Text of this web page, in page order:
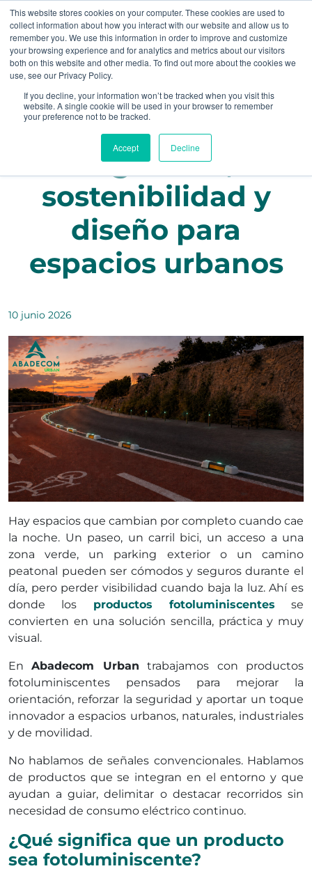
This website stores cookies on your computer. These cookies are used to
collect information about how you interact with our website and allow us to
remember you. We use this information in order to improve and customize
your browsing experience and for analytics and metrics about our visitors
both on this website and other media. To find out more about the cookies we
use, see our Privacy Policy.
If you decline, your information won’t be tracked when you visit this
website. A single cookie will be used in your browser to remember
your preference not to be tracked.
Accept Decline
Productos
fotoluminiscentes:
seguridad,
sostenibilidad y
diseño para
espacios urbanos
10 junio 2026
Hay espacios que cambian por completo cuando cae
la noche. Un paseo, un carril bici, un acceso a una
zona verde, un parking exterior o un camino
peatonal pueden ser cómodos y seguros durante el
día, pero perder visibilidad cuando baja la luz. Ahí es
donde los productos fotoluminiscentes se
convierten en una solución sencilla, práctica y muy
visual.
EnAbadecom Urban trabajamos con productos
fotoluminiscentes pensados para mejorar la
orientación, reforzar la seguridad y aportar un toque
innovador a espacios urbanos, naturales, industriales
y de movilidad.
No hablamos de señales convencionales. Hablamos
de productos que se integran en el entorno y que
ayudan a guiar, delimitar o destacar recorridos sin
necesidad de consumo eléctrico continuo.
¿Qué significa que un producto
sea fotoluminiscente?